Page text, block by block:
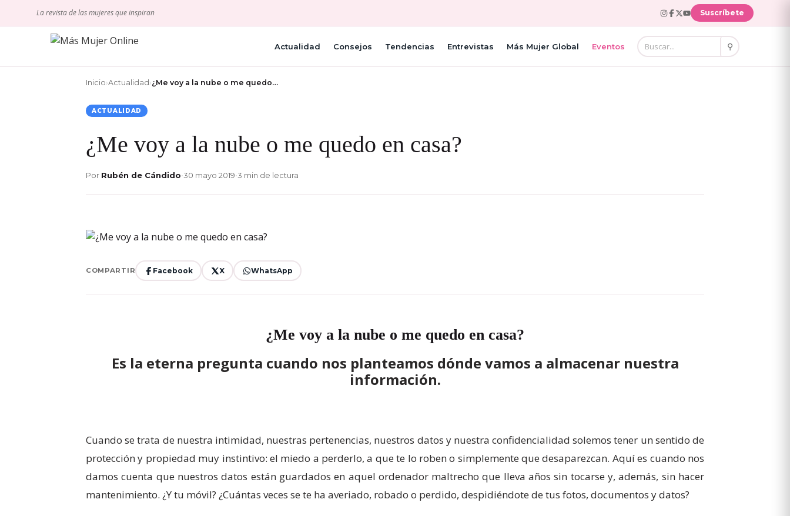
La revista de las mujeres que inspiran Suscríbete
Actualidad Consejos Tendencias Entrevistas Más Mujer Global Eventos ⚲
Inicio›Actualidad ›¿Me voy a la nube o me quedo…
ACTUALIDAD
¿Me voy a la nube o me quedo en casa?
Por Rubén de Cándido•30 mayo 2019•3 min de lectura
COMPARTIR Facebook X WhatsApp
¿Me voy a la nube o me quedo en casa?
Es la eterna pregunta cuando nos planteamos dónde vamos a almacenar nuestra
información.
Cuando se trata de nuestra intimidad, nuestras pertenencias, nuestros datos y nuestra confidencialidad solemos tener un sentido de
protección y propiedad muy instintivo: el miedo a perderlo, a que te lo roben o simplemente que desaparezcan. Aquí es cuando nos
damos cuenta que nuestros datos están guardados en aquel ordenador maltrecho que lleva años sin tocarse y, además, sin hacer
mantenimiento. ¿Y tu móvil? ¿Cuántas veces se te ha averiado, robado o perdido, despidiéndote de tus fotos, documentos y datos?